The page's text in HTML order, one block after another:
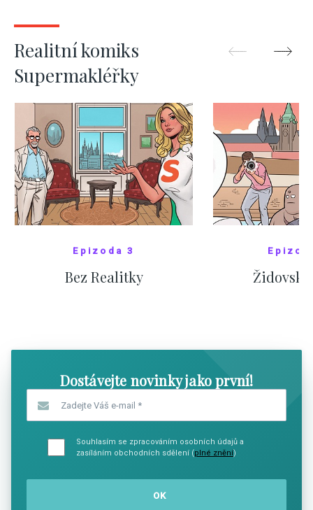
Realitní komiks
Supermakléřky
Epizoda 3
Bez Realitky
Dostávejte novinky jako první!
Souhlasím se zpracováním osobních údajů a
zasíláním obchodních sdělení (plné znění)